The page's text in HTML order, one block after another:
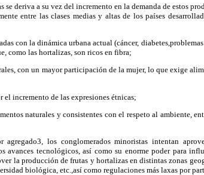
deriva a su vez del incremento en la demanda de estos
entre las clases medias y altas de los países
con la dinámica urbana actual (cáncer,
como las hortalizas, son ricos en fibra;
con un mayor participación de la mujer, lo que exige
incremento de las expresiones étnicas;
naturales y consistentes con el respeto al ambiente,
los conglomerados minoristas intentan
avances tecnológicos, así como su enorme poder para
la producción de frutas y hortalizas en distintas zonas
biológica, etc.,así como regulaciones más laxas por